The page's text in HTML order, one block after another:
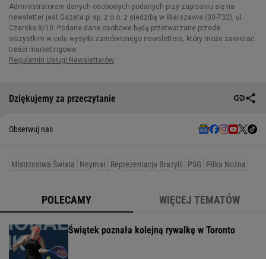
Dziękujemy za przeczytanie
Obserwuj nas
Mistrzostwa Świata Neymar Reprezentacja Brazylii PSG Piłka Nożna
POLECAMY WIĘCEJ TEMATÓW
Świątek poznała kolejną rywalkę w Toronto